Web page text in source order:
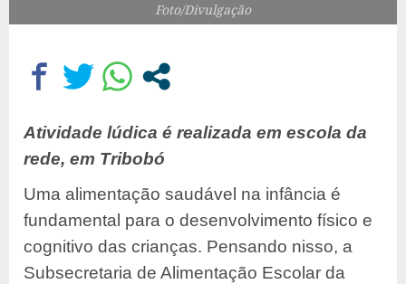
Foto/Divulgação
Atividade lúdica é realizada em escola da
rede, em Tribobó
Uma alimentação saudável na infância é
fundamental para o desenvolvimento físico e
cognitivo das crianças. Pensando nisso, a
Subsecretaria de Alimentação Escolar da